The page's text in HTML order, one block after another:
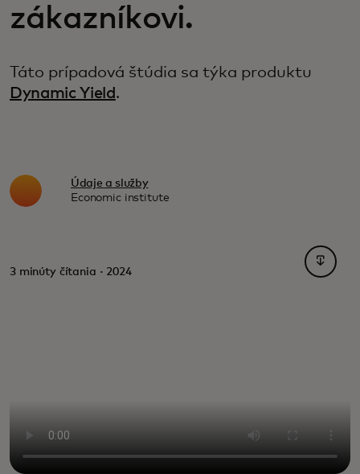
zákazníkovi.
Táto prípadová štúdia sa týka produktu
Dynamic Yield .
Údaje a služby
Economic institute
3 minúty čítania · 2024
opens